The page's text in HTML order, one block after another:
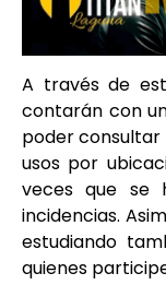
A través de
contarán con
poder consultar
usos por
veces que se
incidencias.
estudiando
quienes